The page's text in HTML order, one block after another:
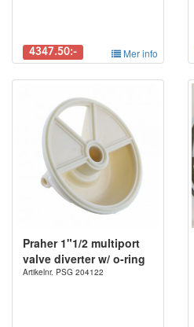
4347.50:- Mer info
Praher 1"1/2 multiport
valve diverter w/ o-ring
Artikelnr. PSG 204122